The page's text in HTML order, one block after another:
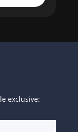
exclusive: